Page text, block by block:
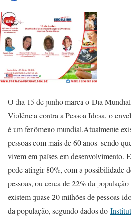
O dia 15 de junho marca o Dia
Violência contra a Pessoa Idosa, o
é um fenômeno mundial.Atualmente
pessoas com mais de 60 anos, sendo
vivem em países em desenvolvimento.
pode atingir 80%, com a possibilidade
pessoas, ou cerca de 22% da
existem quase 20 milhões de pessoas
da população, segundo dados do